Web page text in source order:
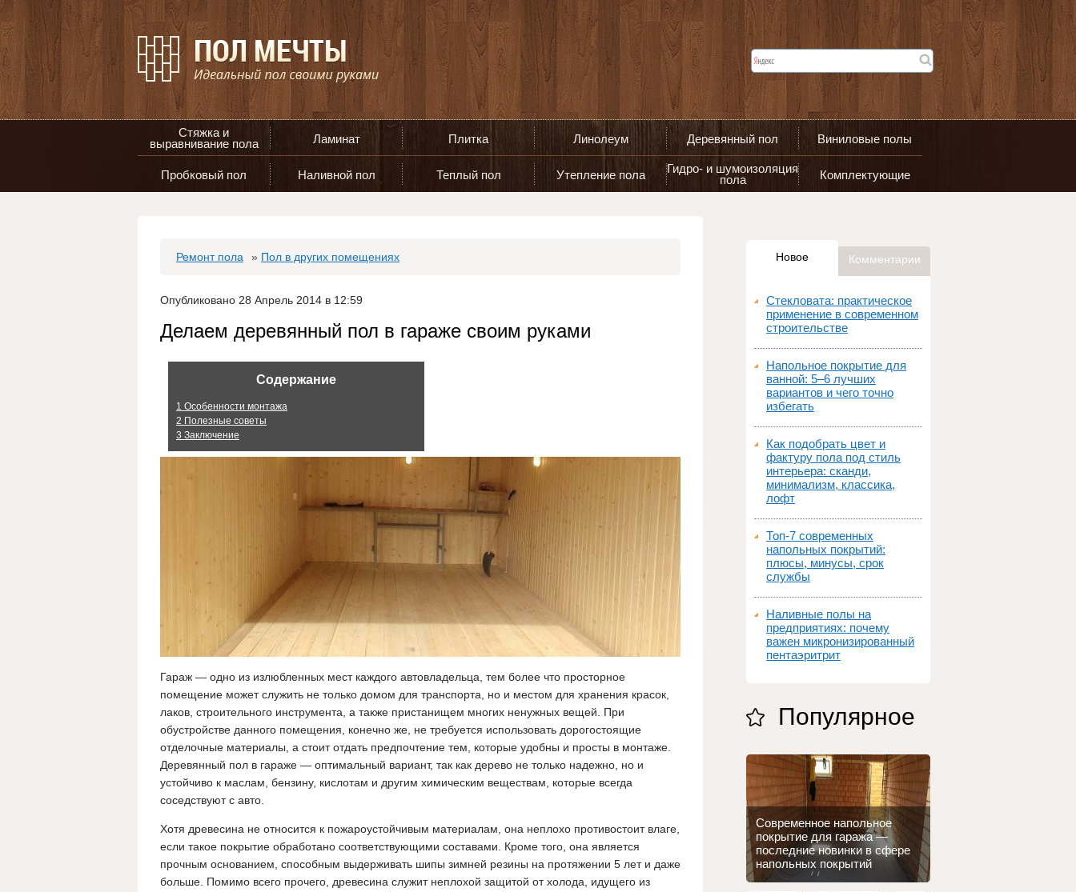
Стяжка и
выравнивание пола
Ламинат Плитка Линолеум Деревянный пол Виниловые полы
Пробковый пол Наливной пол Теплый пол Утепление пола
Гидро- и шумоизоляция
пола
Комплектующие
Ремонт пола » Пол в других помещениях
Опубликовано 28 Апрель 2014 в 12:59
Делаем деревянный пол в гараже своим руками
Содержание
1 Особенности монтажа
2 Полезные советы
3 Заключение
Гараж — одно из излюбленных мест каждого автовладельца, тем более что просторное
помещение может служить не только домом для транспорта, но и местом для хранения красок,
лаков, строительного инструмента, а также пристанищем многих ненужных вещей. При
обустройстве данного помещения, конечно же, не требуется использовать дорогостоящие
отделочные материалы, а стоит отдать предпочтение тем, которые удобны и просты в монтаже.
Деревянный пол в гараже — оптимальный вариант, так как дерево не только надежно, но и
устойчиво к маслам, бензину, кислотам и другим химическим веществам, которые всегда
соседствуют с авто.
Хотя древесина не относится к пожароустойчивым материалам, она неплохо противостоит влаге,
если такое покрытие обработано соответствующими составами. Кроме того, она является
прочным основанием, способным выдерживать шипы зимней резины на протяжении 5 лет и даже
больше. Помимо всего прочего, древесина служит неплохой защитой от холода, идущего из
Новое Комментарии
Стекловата: практическое
применение в современном
строительстве
Напольное покрытие для
ванной: 5–6 лучших
вариантов и чего точно
избегать
Как подобрать цвет и
фактуру пола под стиль
интерьера: сканди,
минимализм, классика,
лофт
Топ‑7 современных
напольных покрытий:
плюсы, минусы, срок
службы
Наливные полы на
предприятиях: почему
важен микронизированный
пентаэритрит
Популярное
Современное напольное
покрытие для гаража —
последние новинки в сфере
напольных покрытий